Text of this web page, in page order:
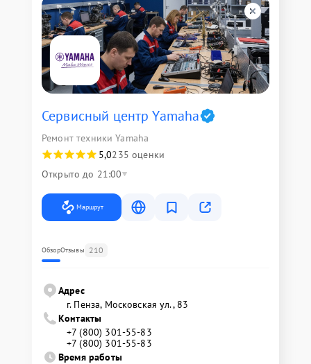
Сервисный центр Yamaha
Ремонт техники Yamaha
5,0235 оценки
Открыто до 21:00
Маршрут
ОбзорОтзывы 210
Адрес
г. Пенза, Московская ул., 83
Контакты
+7 (800) 301-55-83
+7 (800) 301-55-83
Время работы